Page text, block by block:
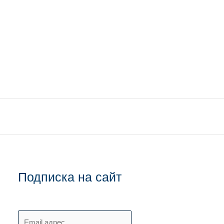
Подписка на сайт